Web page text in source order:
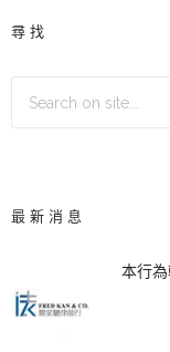
尋找
最新消息
本行